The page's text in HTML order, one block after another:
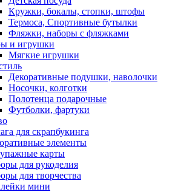
Кружки, бокалы, стопки, штофы
Термоса, Спортивные бутылки
Фляжки, наборы с фляжками
и игрушки
Мягкие игрушки
Декоративные подушки, наволочки
Носочки, колготки
Полотенца подарочные
Футболки, фартуки
для скрапбукинга
элементы
карты
для рукоделия
для творчества
мини